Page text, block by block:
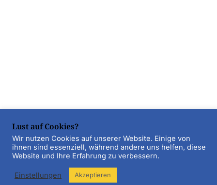
Lust auf Cookies?
Wir nutzen Cookies auf unserer Website. Einige von
ihnen sind essenziell, während andere uns helfen, diese
Website und Ihre Erfahrung zu verbessern.
Einstellungen Akzeptieren